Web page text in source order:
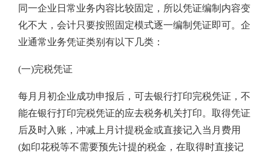
同一企业日常业务内容比较固定，所以凭证编制内容变
化不大，会计只要按照固定模式逐一编制凭证即可。企
业通常业务凭证类别有以下几类：
(一)完税凭证
每月月初企业成功申报后，可去银行打印完税凭证，不
能在银行打印完税凭证的应去税务机关打印。取得凭证
后及时入账，冲减上月计提税金或直接记入当月费用
(如印花税等不需要预先计提的税金，在取得时直接记